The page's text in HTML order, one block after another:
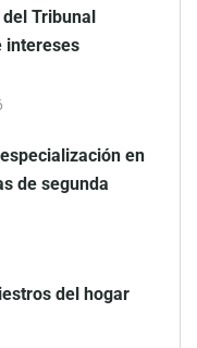
Tribunal
intereses
en
de segunda
del hogar